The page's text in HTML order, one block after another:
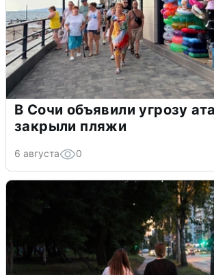
В Сочи объявили угрозу
закрыли пляжи
6 августа 0